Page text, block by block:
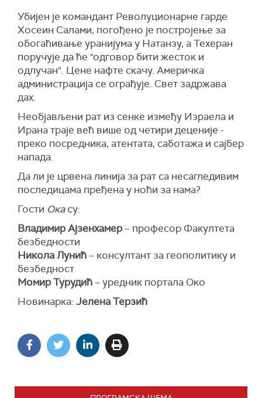
Убијен је командант Револуционарне гарде
Хосеин Салами, погођено је постројење за
обогаћивање уранијума у Натанзу, а Техеран
поручује да ће "одговор бити жесток и
одлучан". Цене нафте скачу. Америчка
администрација се ограђује. Свет задржава
дах.
Необјављени рат из сенке између Израела и
Ирана траје већ више од четири деценије -
преко посредника, атентата, саботажа и сајбер
напада.
Да ли је црвена линија за рат са несагледивим
последицама пређена у ноћи за нама?
Гости Окасу:
Владимир Ајзенхамер– професор Факултета
безбедности
Никола Лунић – консултант за геополитику и
безбедност
Момир Турудић – уредник портала Око
Новинарка: Јелена Терзић